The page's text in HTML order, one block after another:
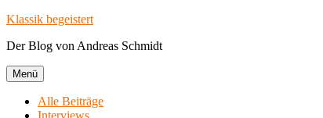
Zum
springen
Klassik begeistert
Der Blog von Andreas Schmidt
Menü
Alle Beiträge
Interviews